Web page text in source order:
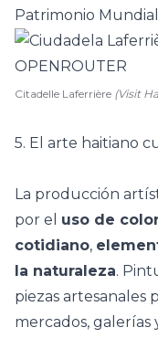
Patrimonio
Citadelle Laferrière (Visit
5. El arte haitiano
La producción
por el uso de
cotidiano,
la naturaleza.
piezas artesanales
mercados,